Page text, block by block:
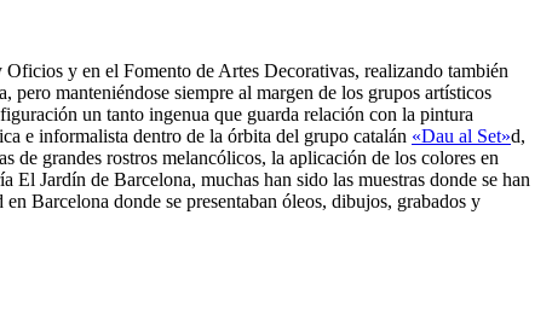
y en el Fomento de Artes Decorativas, realizando también
manteniéndose siempre al margen de los grupos artísticos
un tanto ingenua que guarda relación con la pintura
e informalista dentro de la órbita del grupo catalán «Dau al Set»d,
de grandes rostros melancólicos, la aplicación de los colores en
Jardín de Barcelona, muchas han sido las muestras donde se han
Barcelona donde se presentaban óleos, dibujos, grabados y